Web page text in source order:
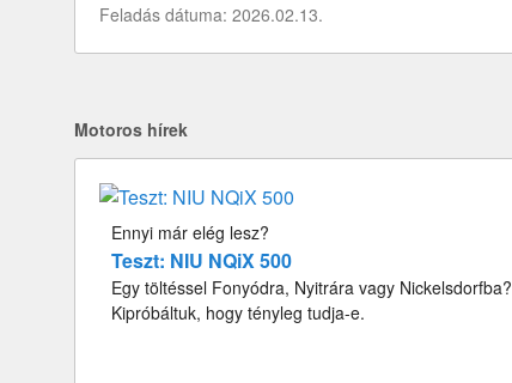
Feladás dátuma: 2026.02.13.
Motoros hírek
Ennyi már elég lesz?
Teszt: NIU NQiX 500
Egy töltéssel Fonyódra, Nyitrára vagy Nickelsdorfba?
Kipróbáltuk, hogy tényleg tudja-e.